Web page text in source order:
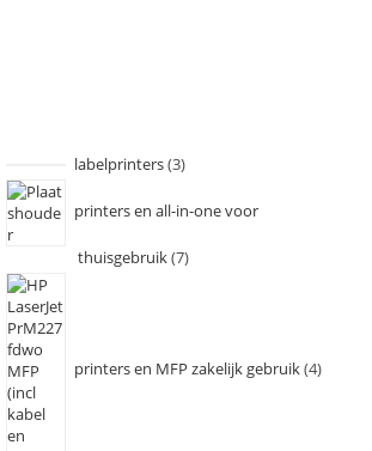
labelprinters 3
printers en all-in-one voor
thuisgebruik 7
printers en MFP zakelijk gebruik 4